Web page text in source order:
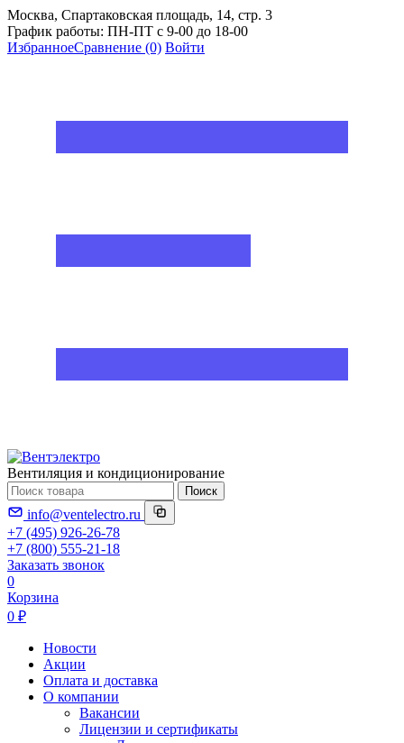
Москва, Спартаковская площадь, 14, стр. 3
График работы: ПН-ПТ с 9-00 до 18-00
ИзбранноеСравнение (0) Войти
Вентиляция и кондиционирование
Поиск
info@ventelectro.ru
+7 (495) 926-26-78
+7 (800) 555-21-18
Заказать звонок
0
Корзина
0 ₽
Новости
Акции
Оплата и доставка
О компании
Вакансии
Лицензии и сертификаты